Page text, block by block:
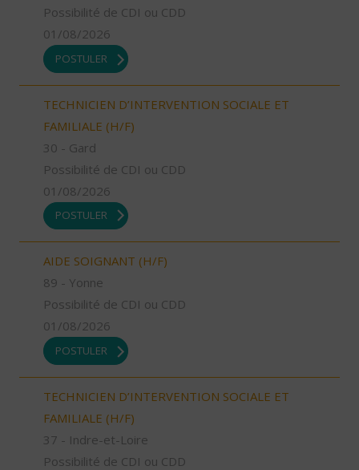
Possibilité de CDI ou CDD
01/08/2026
POSTULER
TECHNICIEN D’INTERVENTION SOCIALE ET
FAMILIALE (H/F)
30 - Gard
Possibilité de CDI ou CDD
01/08/2026
POSTULER
AIDE SOIGNANT (H/F)
89 - Yonne
Possibilité de CDI ou CDD
01/08/2026
POSTULER
TECHNICIEN D’INTERVENTION SOCIALE ET
FAMILIALE (H/F)
37 - Indre-et-Loire
Possibilité de CDI ou CDD